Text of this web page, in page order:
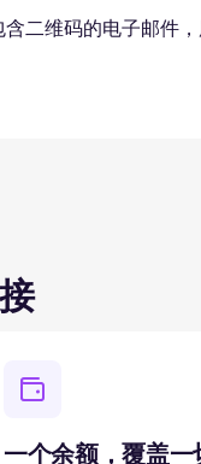
二维码的电子邮件
一个余额，覆盖一